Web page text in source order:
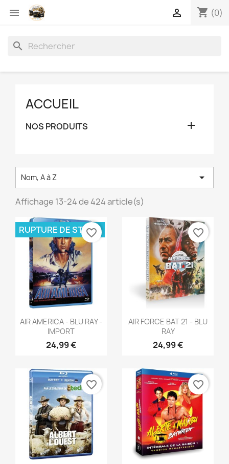
 shopping_cart (0)

search
ACCUEIL
NOS PRODUITS 
Nom, A à Z 
Affichage 13-24 de 424 article(s)
Aperçu rapide
AIR AMERICA - BLU RAY -
IMPORT
24,99 €
RUPTURE DE STOCK
favorite_border
Aperçu rapide
AIR FORCE BAT 21 - BLU
RAY
24,99 €
favorite_border
favorite_border favorite_border